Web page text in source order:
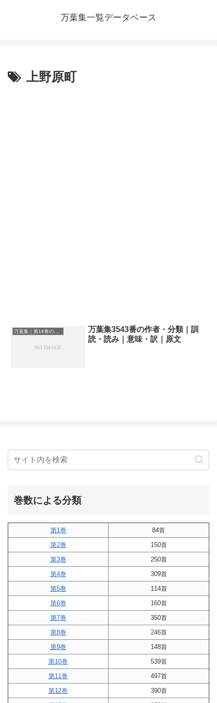
万葉集一覧データベース
上野原町
万葉集｜第14巻の和歌一覧
万葉集3543番の作者・分類｜訓
読・読み｜意味・訳｜原文
巻数による分類
第1巻
84首
第2巻
150首
第3巻
250首
第4巻
309首
第5巻
114首
第6巻
160首
第7巻
350首
第8巻
246首
第9巻
148首
第10巻
539首
第11巻
497首
第12巻
390首